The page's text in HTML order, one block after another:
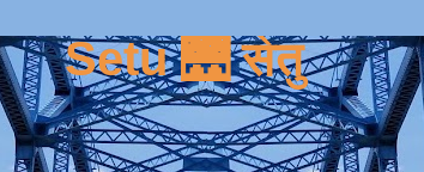
Setu 🌉 सेतु